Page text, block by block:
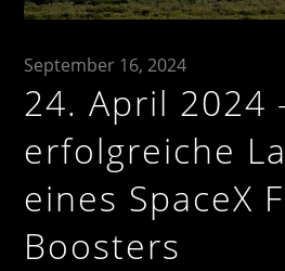
September 16, 2024
24. April 2024
erfolgreiche
eines SpaceX
Boosters